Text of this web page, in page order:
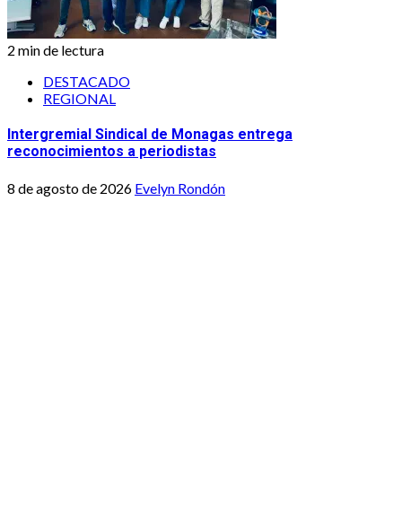
2 min de lectura
DESTACADO
REGIONAL
Intergremial Sindical de Monagas entrega
reconocimientos a periodistas
8 de agosto de 2026 Evelyn Rondón